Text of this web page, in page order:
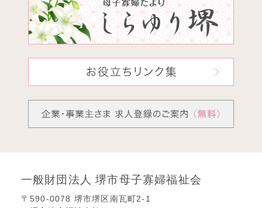
一般財団法人 堺市母子寡婦福祉会
〒590-0078 堺市堺区南瓦町2-1